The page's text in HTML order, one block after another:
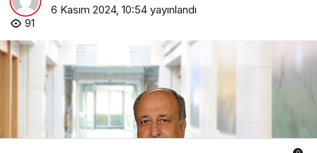
6 Kasım 2024, 10:54 yayınlandı
91